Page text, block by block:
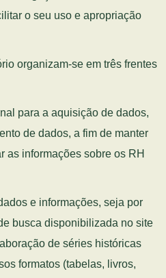
o seu uso e apropriação
organizam-se em três frentes
para a aquisição de dados,
de dados, a fim de manter
as informações sobre os RH
e informações, seja por
busca disponibilizada no site
de séries históricas
formatos (tabelas, livros,